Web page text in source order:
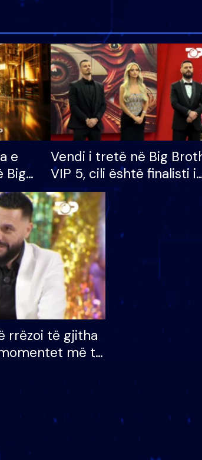
e
Big
100
Vendi i tretë në Big
VIP 5, cili është finalisti i
radhës që lë shtëpinë
rrëzoi të gjitha
më të
kur…